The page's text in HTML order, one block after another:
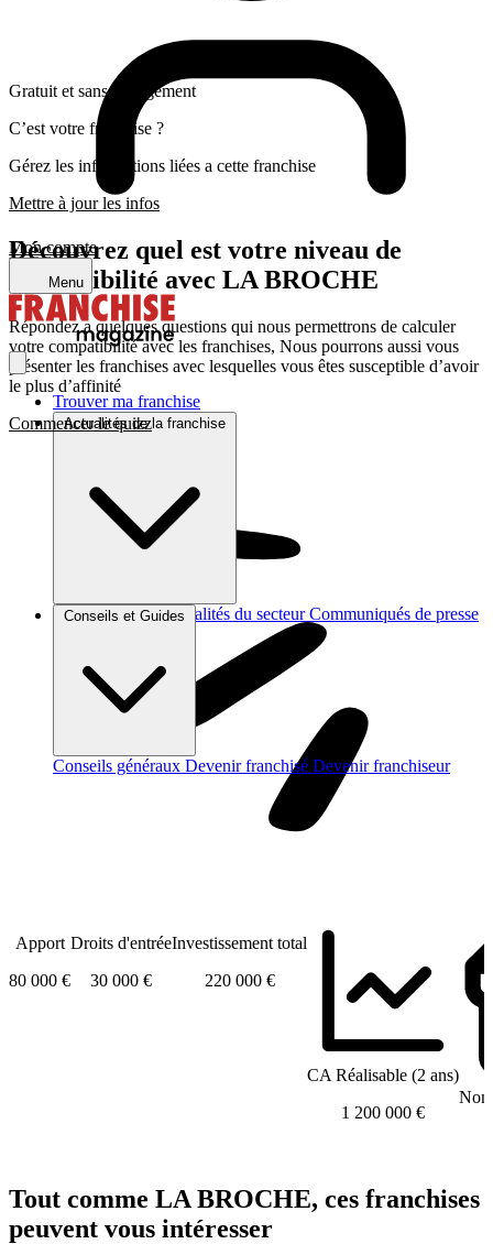
Mon compte
Menu
Trouver ma franchise
Actualités de la franchise
Brèves et actus Actualités du secteur Communiqués de presse
Conseils et Guides
Conseils généraux Devenir franchisé Devenir franchiseur
Gratuit et sans engagement
C’est votre franchise ?
Gérez les informations liées a cette franchise
Mettre à jour les infos
Découvrez quel est votre niveau de
compatibilité avec LA BROCHE
Répondez a quelques questions qui nous permettrons de calculer
votre compatibilité avec les franchises, Nous pourrons aussi vous
présenter les franchises avec lesquelles vous êtes susceptible d’avoir
le plus d’affinité
Commencer le quizz
Apport
80 000 €
Droits d'entrée
30 000 €
Investissement total
220 000 €
CA Réalisable (2 ans)
1 200 000 €
Tout comme LA BROCHE, ces franchises
peuvent vous intéresser